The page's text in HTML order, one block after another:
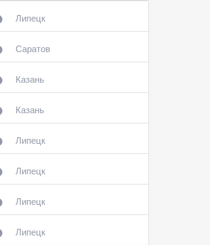
Липецк
Саратов
Казань
Казань
Липецк
Липецк
Липецк
Липецк